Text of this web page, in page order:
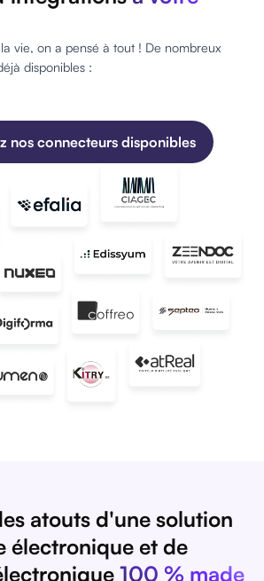
vie, on a pensé à tout ! De nombreux
disponibles :
nos connecteurs disponibles
atouts d'une solution
électronique et de
100 % made